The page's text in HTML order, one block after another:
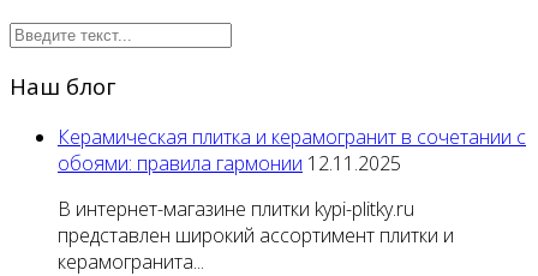
Наш блог
Керамическая плитка и керамогранит в сочетании с
обоями: правила гармонии 12.11.2025
В интернет-магазине плитки kypi-plitky.ru
представлен широкий ассортимент плитки и
керамогранита...